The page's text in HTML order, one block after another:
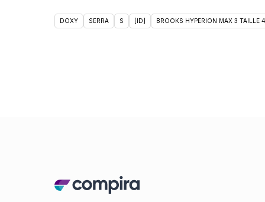
DOXY SERRA S [ID] BROOKS HYPERION MAX 3 TAILLE